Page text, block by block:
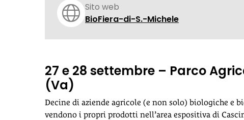
Sito web
BioFiera-di-S.-Michele
27 e 28 settembre – Parco
(Va)
Decine di aziende agricole (e non solo) biologiche e
vendono i propri prodotti nell’area espositiva di